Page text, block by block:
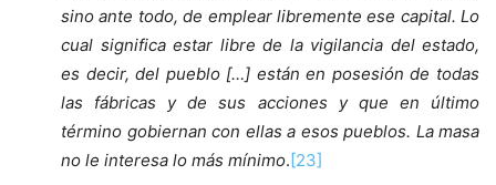
sino ante todo, de emplear libremente ese capital. Lo
cual significa estar libre de la vigilancia del estado,
es decir, del pueblo […] están en posesión de todas
las fábricas y de sus acciones y que en último
término gobiernan con ellas a esos pueblos. La masa
no le interesa lo más mínimo. [23]